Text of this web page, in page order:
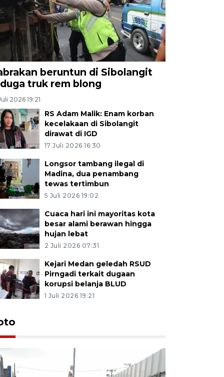
beruntun di Sibolangit
truk rem blong
2026 19:21
RS Adam Malik: Enam korban
kecelakaan di Sibolangit
dirawat di IGD
17 Juli 2026 16:30
Longsor tambang ilegal di
Madina, dua penambang
tewas tertimbun
5 Juli 2026 19:02
Cuaca hari ini mayoritas kota
besar alami berawan hingga
hujan lebat
2 Juli 2026 07:31
Kejari Medan geledah RSUD
Pirngadi terkait dugaan
korupsi belanja BLUD
1 Juli 2026 19:21